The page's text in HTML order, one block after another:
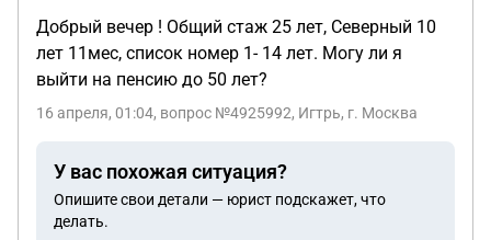
Добрый вечер ! Общий стаж 25 лет, Северный 10
лет 11мес, список номер 1- 14 лет. Могу ли я
выйти на пенсию до 50 лет?
16 апреля, 01:04, вопрос №4925992, Игтрь, г. Москва
У вас похожая ситуация?
Опишите свои детали — юрист подскажет, что
делать.